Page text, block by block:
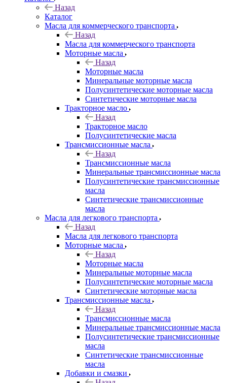
Назад
Каталог
Масла для коммерческого транспорта
Назад
Масла для коммерческого транспорта
Моторные масла
Назад
Моторные масла
Минеральные моторные масла
Полусинтетические моторные масла
Синтетические моторные масла
Тракторное масло
Назад
Тракторное масло
Полусинтетические масла
Трансмиссионные масла
Назад
Трансмиссионные масла
Минеральные трансмиссионные масла
Полусинтетические трансмиссионные
масла
Синтетические трансмиссионные
масла
Масла для легкового транспорта
Назад
Масла для легкового транспорта
Моторные масла
Назад
Моторные масла
Минеральные моторные масла
Полусинтетические моторные масла
Синтетические моторные масла
Трансмиссионные масла
Назад
Трансмиссионные масла
Минеральные трансмиссионные масла
Полусинтетические трансмиссионные
масла
Синтетические трансмиссионные
масла
Добавки и смазки